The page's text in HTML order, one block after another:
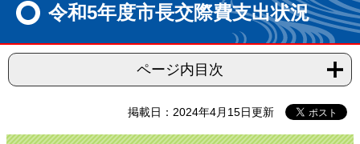
令和5年度市長交際費支出状況
ページ内目次
掲載日：2024年4月15日更新